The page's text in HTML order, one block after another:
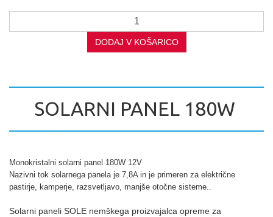
DODAJ V KOŠARICO
SOLARNI PANEL 180W
Monokristalni solarni panel 180W 12V
Nazivni tok solarnega panela je 7,8A in je primeren za električne
pastirje, kamperje, razsvetljavo, manjše otočne sisteme..
Solarni paneli SOLE nemškega proizvajalca opreme za